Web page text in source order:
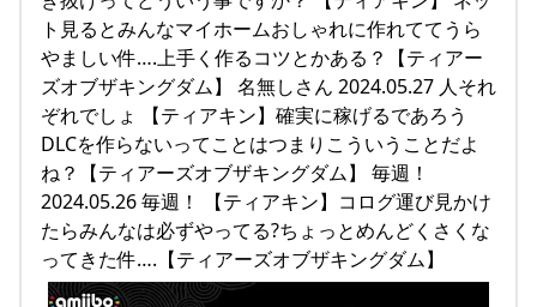
ト見るとみんなマイホームおしゃれに作れててうら
やましい件….上手く作るコツとかある？【ティアー
ズオブザキングダム】 名無しさん 2024.05.27 人それ
ぞれでしょ 【ティアキン】確実に稼げるであろう
DLCを作らないってことはつまりこういうことだよ
ね？【ティアーズオブザキングダム】 毎週！
2024.05.26 毎週！ 【ティアキン】コログ運び見かけ
たらみんなは必ずやってる?ちょっとめんどくさくな
ってきた件….【ティアーズオブザキングダム】